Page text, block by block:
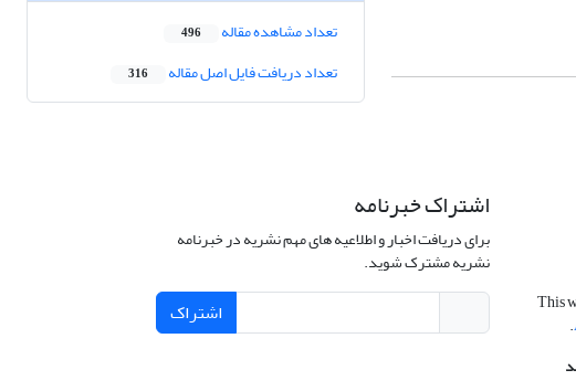
تعداد مشاهده مقاله 496
تعداد دریافت فایل اصل مقاله 316
This
.
اشتراک خبرنامه
برای دریافت اخبار و اطلاعیه های مهم نشریه در خبرنامه
نشریه مشترک شوید.
اشتراک